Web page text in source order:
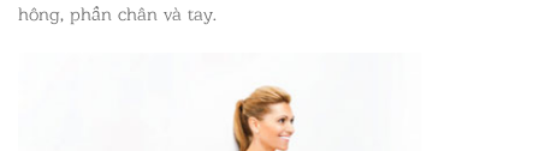
hông, phần chân và tay.